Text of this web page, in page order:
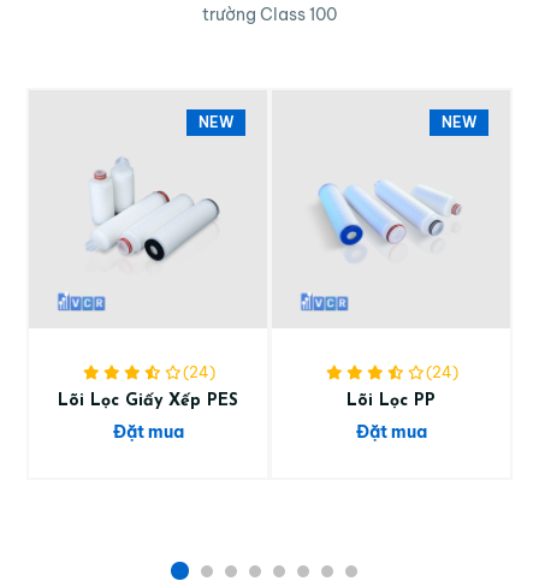
trường Class 100
NEW
(24)
Lõi Lọc Giấy Xếp PES
Đặt mua
NEW
(24)
Lõi Lọc PP
Đặt mua